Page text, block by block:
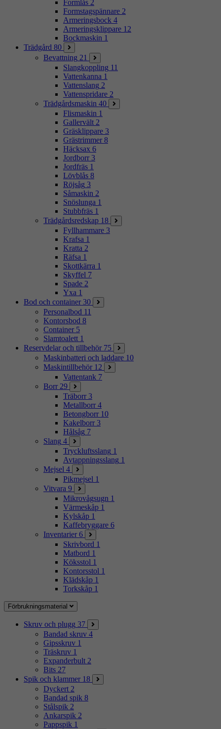
Formlås 2
Formstagspännare 2
Armeringsbock 4
Armeringsklippare 12
Bockmaskin 1
Trädgård 80
Bevattning 21
Slangkoppling 11
Vattenkanna 1
Vattenslang 2
Vattenspridare 2
Trädgårdsmaskin 40
Flismaskin 1
Gallervält 2
Gräsklippare 3
Grästrimmer 8
Häcksax 6
Jordborr 3
Jordfräs 1
Lövblås 8
Röjsåg 3
Såmaskin 2
Snöslunga 1
Stubbfräs 1
Trädgårdsredskap 18
Fyllhammare 3
Krafsa 1
Kratta 2
Räfsa 1
Skottkärra 1
Skyffel 7
Spade 2
Yxa 1
Bod och container 30
Personalbod 11
Kontorsbod 8
Container 5
Slamtoalett 1
Reservdelar och tillbehör 75
Maskinbatteri och laddare 10
Maskintillbehör 12
Vattentank 7
Borr 29
Träborr 3
Metallborr 4
Betongborr 10
Kakelborr 3
Hålsåg 7
Slang 4
Tryckluftsslang 1
Avtappningsslang 1
Mejsel 4
Pikmejsel 1
Vitvara 9
Mikrovågsugn 1
Värmeskåp 1
Kylskåp 1
Kaffebryggare 6
Inventarier 6
Skrivbord 1
Matbord 1
Köksstol 1
Kontorsstol 1
Klädskåp 1
Torkskåp 1
Förbrukningsmaterial
Skruv och plugg 37
Bandad skruv 4
Gipsskruv 1
Träskruv 1
Expanderbult 2
Bits 27
Spik och klammer 18
Dyckert 2
Bandad spik 8
Stålspik 2
Ankarspik 2
Pappspik 1